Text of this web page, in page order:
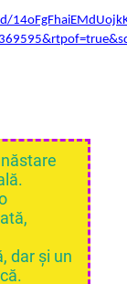
dar și un